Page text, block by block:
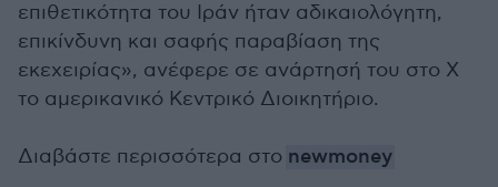
επιθετικότητα του Ιράν ήταν αδικαιολόγητη,
επικίνδυνη και σαφής παραβίαση της
εκεχειρίας», ανέφερε σε ανάρτησή του στο X
το αμερικανικό Κεντρικό Διοικητήριο.
Διαβάστε περισσότερα στο newmoney